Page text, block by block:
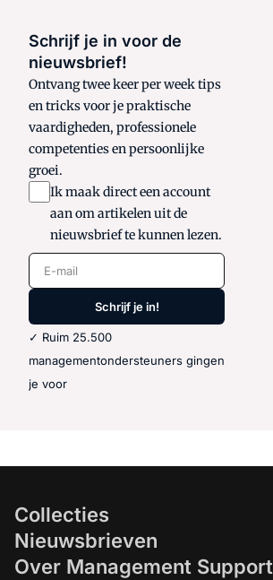
Schrijf je in voor de
nieuwsbrief!
Ontvang twee keer per week tips
en tricks voor je praktische
vaardigheden, professionele
competenties en persoonlijke
groei.
Ik maak direct een account
aan om artikelen uit de
nieuwsbrief te kunnen lezen.
E-mail
Schrijf je in!
✓ Ruim 25.500
managementondersteuners gingen
je voor
Collecties
Nieuwsbrieven
Over Management Support